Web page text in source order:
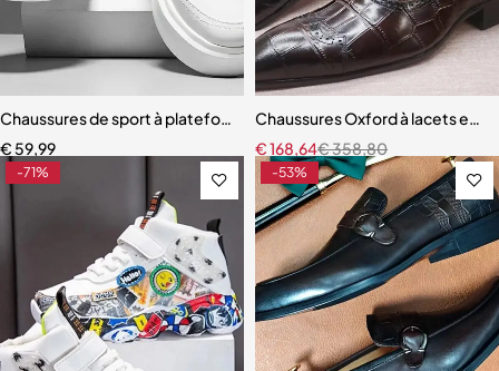
Chaussures de sport à plateforme en cuir PU pour hommes
€ 59,99
Chaussures Oxford à lacets en
€358,80
€168,64
-71% -53%